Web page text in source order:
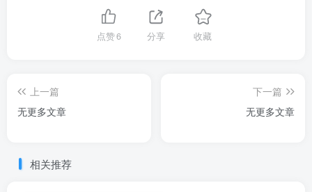
点赞6 分享 收藏
上一篇
无更多文章
下一篇
无更多文章
相关推荐